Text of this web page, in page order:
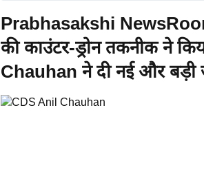
Prabhasakshi
की काउंटर-ड्रोन तकनीक ने
Chauhan ने दी नई और बड़ी